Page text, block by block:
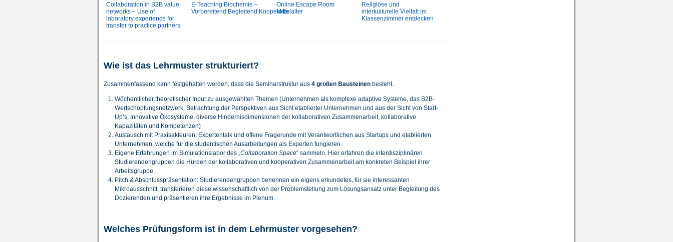
Collaboration in B2B value
networks – Use of
laboratory experience for
transfer to practice partners
E-Teaching Biochemie –
Vorbereitend.Begleitend.Kooperativ.
Online Escape Room
Mittelalter
Religiöse und
interkulturelle Vielfalt im
Klassenzimmer entdecken
Wie ist das Lehrmuster strukturiert?
Zusammenfassend kann festgehalten werden, dass die Seminarstruktur aus 4 großen Bausteinen besteht.
Wöchentlicher theoretischer Input zu ausgewählten Themen (Unternehmen als komplexe adaptive Systeme, das B2B-
Wertschöpfungsnetzwerk, Betrachtung der Perspektiven aus Sicht etablierter Unternehmen und aus der Sicht von Start-
Up’s, Innovative Ökosysteme, diverse Hindernisdimensionen der kollaborativen Zusammenarbeit, kollaborative
Kapazitäten und Kompetenzen)
Austausch mit Praxisakteuren: Expertentalk und offene Fragerunde mit Verantwortlichen aus Startups und etablierten
Unternehmen, welche für die studentischen Ausarbeitungen als Experten fungieren.
Eigene Erfahrungen im Simulationslabor des „Collaboration Space“ sammeln. Hier erfahren die interdisziplinären
Studierendengruppen die Hürden der kollaborativen und kooperativen Zusammenarbeit am konkreten Beispiel ihrer
Arbeitsgruppe.
Pitch & Abschlusspräsentation: Studierendengruppen benennen ein eigens erkundetes, für sie interessanten
Mikroausschnitt, transferieren diese wissenschaftlich von der Problemstellung zum Lösungsansatz unter Begleitung des
Dozierenden und präsentieren ihre Ergebnisse im Plenum.
Welches Prüfungsform ist in dem Lehrmuster vorgesehen?